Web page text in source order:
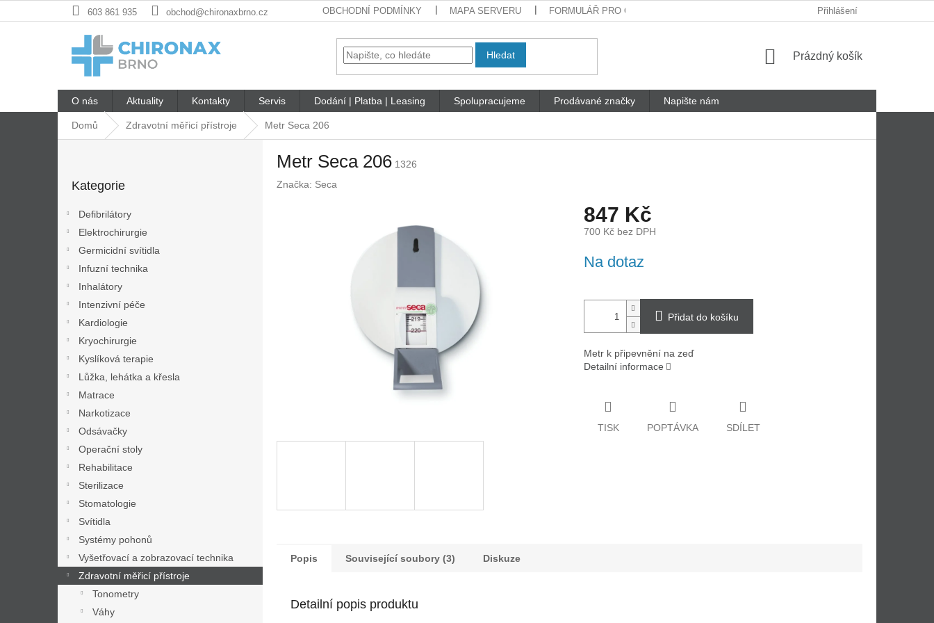
na
603 861 935 obchod@chironaxbrno.cz OBCHODNÍ PODMÍNKY MAPA SERVERU FORMULÁŘ PRO ODSTOUPENÍ OD SMLOUVY REKLAMAČNÍ LIST
Přihlášení
Hledat
Nákupní
Prázdný košík
O nás Aktuality Kontakty Servis Dodání | Platba | Leasing Spolupracujeme Prodávané značky Napište nám
Domů Zdravotní měřicí přístroje Metr Seca 206
kategorie
Kategorie
Defibrilátory
Elektrochirurgie
Germicidní svítidla
Infuzní technika
Inhalátory
Intenzivní péče
Kardiologie
Kryochirurgie
Kyslíková terapie
Lůžka, lehátka a křesla
Matrace
Narkotizace
Odsávačky
Operační stoly
Rehabilitace
Sterilizace
Stomatologie
Svítidla
Systémy pohonů
Vyšetřovací a zobrazovací technika
Zdravotní měřicí přístroje
Tonometry
Váhy
Metr Seca 206 1326
Značka: Seca
847 Kč
700 Kč bez DPH
cena:
Na dotaz
Přidat do košíku
Metr k připevnění na zeď
Detailní informace
TISK POPTÁVKA SDÍLET
Popis Související soubory (3) Diskuze
Detailní popis produktu